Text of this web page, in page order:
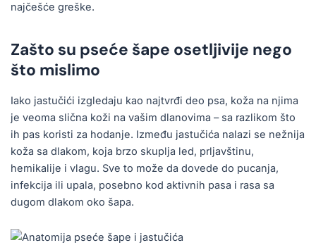
najčešće greške.
Zašto su pseće šape osetljivije nego
što mislimo
Iako jastučići izgledaju kao najtvrđi deo psa, koža na njima
je veoma slična koži na vašim dlanovima – sa razlikom što
ih pas koristi za hodanje. Između jastučića nalazi se nežnija
koža sa dlakom, koja brzo skuplja led, prljavštinu,
hemikalije i vlagu. Sve to može da dovede do pucanja,
infekcija ili upala, posebno kod aktivnih pasa i rasa sa
dugom dlakom oko šapa.